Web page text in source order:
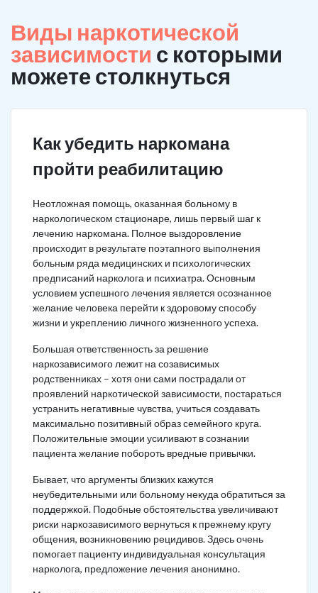
Виды наркотической
зависимости с которыми
можете столкнуться
Как убедить наркомана
пройти реабилитацию
Неотложная помощь, оказанная больному в
наркологическом стационаре, лишь первый шаг к
лечению наркомана. Полное выздоровление
происходит в результате поэтапного выполнения
больным ряда медицинских и психологических
предписаний нарколога и психиатра. Основным
условием успешного лечения является осознанное
желание человека перейти к здоровому способу
жизни и укреплению личного жизненного успеха.
Большая ответственность за решение
наркозависимого лежит на созависимых
родственниках – хотя они сами пострадали от
проявлений наркотической зависимости, постараться
устранить негативные чувства, учиться создавать
максимально позитивный образ семейного круга.
Положительные эмоции усиливают в сознании
пациента желание побороть вредные привычки.
Бывает, что аргументы близких кажутся
неубедительными или больному некуда обратиться за
поддержкой. Подобные обстоятельства увеличивают
риски наркозависимого вернуться к прежнему кругу
общения, возникновению рецидивов. Здесь очень
помогает пациенту индивидуальная консультация
нарколога, предложение лечения анонимно.